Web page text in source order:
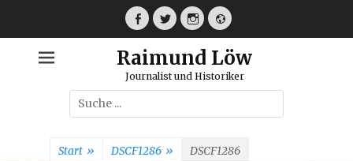
Facebook
TwitterInstagramWebseite
Raimund Löw
Journalist und Historiker
Suche
nach:
Start » DSCF1286 » DSCF1286